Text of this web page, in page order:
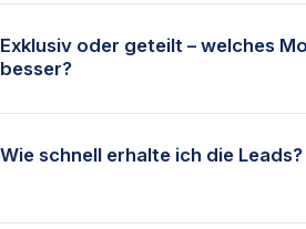
kosten meist 15–40 €, exklusive
– abhängig von Region und
Exklusiv oder geteilt – welches
besser?
Abschlussquote ist deutlich höher,
Wie schnell erhalte ich die Leads?